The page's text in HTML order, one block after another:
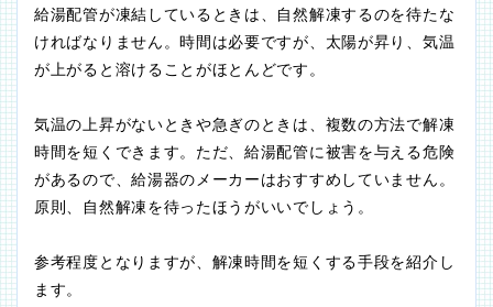
給湯配管が凍結しているときは、自然解凍するのを待たな
ければなりません。時間は必要ですが、太陽が昇り、気温
が上がると溶けることがほとんどです。
気温の上昇がないときや急ぎのときは、複数の方法で解凍
時間を短くできます。ただ、給湯配管に被害を与える危険
があるので、給湯器のメーカーはおすすめしていません。
原則、自然解凍を待ったほうがいいでしょう。
参考程度となりますが、解凍時間を短くする手段を紹介し
ます。